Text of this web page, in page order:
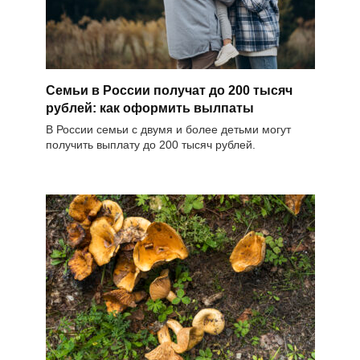
Семьи в России получат до 200 тысяч
рублей: как оформить вылпаты
В России семьи с двумя и более детьми могут
получить выплату до 200 тысяч рублей.